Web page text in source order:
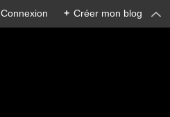
Connexion + Créer mon blog